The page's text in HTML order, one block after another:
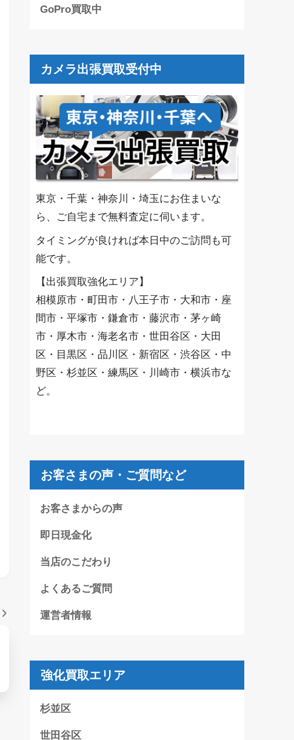
GoPro買取中
カメラ出張買取受付中
東京・千葉・神奈川・埼玉にお住まいな
ら、ご自宅まで無料査定に伺います。
タイミングが良ければ本日中のご訪問も可
能です。
【出張買取強化エリア】
相模原市・町田市・八王子市・大和市・座
間市・平塚市・鎌倉市・藤沢市・茅ヶ崎
市・厚木市・海老名市・世田谷区・大田
区・目黒区・品川区・新宿区・渋谷区・中
野区・杉並区・練馬区・川崎市・横浜市な
ど。
お客さまの声・ご質問など
お客さまからの声
即日現金化
当店のこだわり
よくあるご質問
運営者情報
強化買取エリア
杉並区
世田谷区